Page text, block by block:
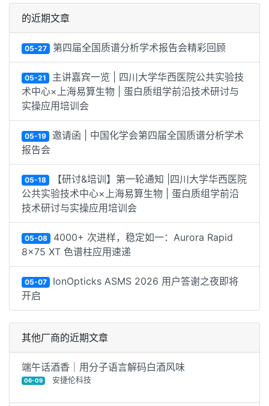
的近期文章
05-27 第四届全国质谱分析学术报告会精彩回顾
05-21 主讲嘉宾一览 | 四川大学华西医院公共实验技
术中心×上海易算生物 | 蛋白质组学前沿技术研讨与
实操应用培训会
05-19 邀请函 | 中国化学会第四届全国质谱分析学术
报告会
05-18 【研讨&培训】第一轮通知 |四川大学华西医院
公共实验技术中心×上海易算生物 | 蛋白质组学前沿
技术研讨与实操应用培训会
05-08 4000+ 次进样，稳定如一：Aurora Rapid
8×75 XT 色谱柱应用速递
05-07 IonOpticks ASMS 2026 用户答谢之夜即将
开启
其他厂商的近期文章
端午话酒香｜用分子语言解码白酒风味
06-09 安捷伦科技